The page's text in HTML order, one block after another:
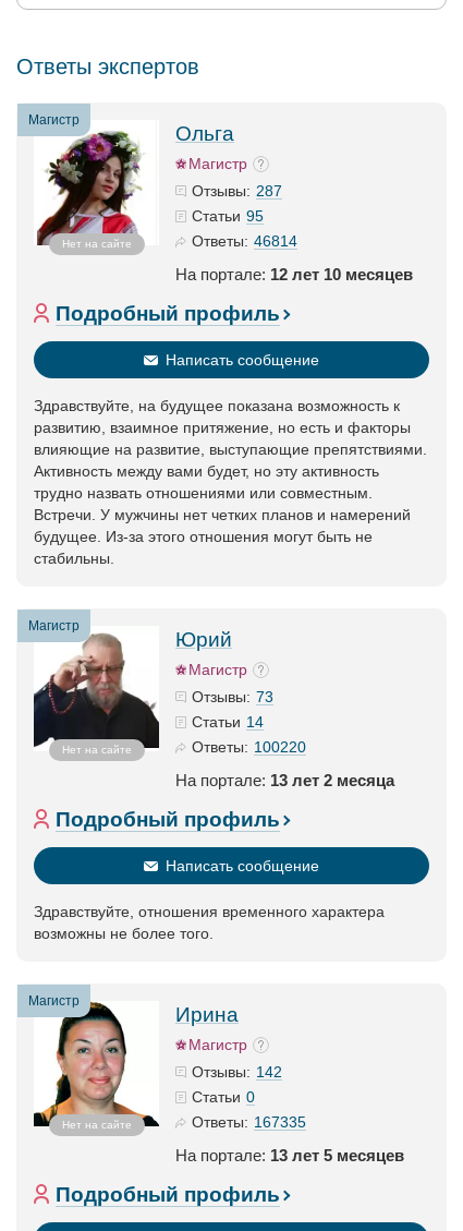
Ответы экспертов
Магистр
Нет на сайте
Ольга
Магистр
Отзывы: 287
Статьи 95
Ответы: 46814
На портале: 12 лет 10 месяцев
Подробный профиль
Написать сообщение
Здравствуйте, на будущее показана возможность к
развитию, взаимное притяжение, но есть и факторы
влияющие на развитие, выступающие препятствиями.
Активность между вами будет, но эту активность
трудно назвать отношениями или совместным.
Встречи. У мужчины нет четких планов и намерений
будущее. Из-за этого отношения могут быть не
стабильны.
Магистр
Нет на сайте
Юрий
Магистр
Отзывы: 73
Статьи 14
Ответы: 100220
На портале: 13 лет 2 месяца
Подробный профиль
Написать сообщение
Здравствуйте, отношения временного характера
возможны не более того.
Магистр
Нет на сайте
Ирина
Магистр
Отзывы: 142
Статьи 0
Ответы: 167335
На портале: 13 лет 5 месяцев
Подробный профиль